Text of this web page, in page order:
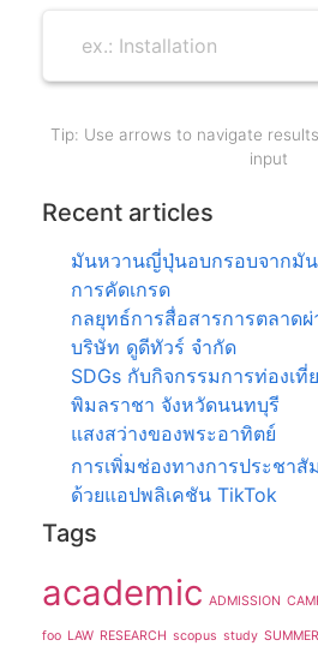
Tip: Use arrows to navigate
input
Recent articles
มันหวานญี่ปุ่นอบกรอบจากมั
การคัดเกรด
กลยุทธ์การสื่อสารการตลาด
บริษัท ดูดีทัวร์ จำกัด
SDGs กับกิจกรรมการท่องเ
พิมลราชา จังหวัดนนทบุรี
แสงสว่างของพระอาทิตย์
การเพิ่มช่องทางการประชา
ด้วยแอปพลิเคชัน TikTok
Tags
academic ADMISSION
foo LAW RESEARCH scopus study SUMMER